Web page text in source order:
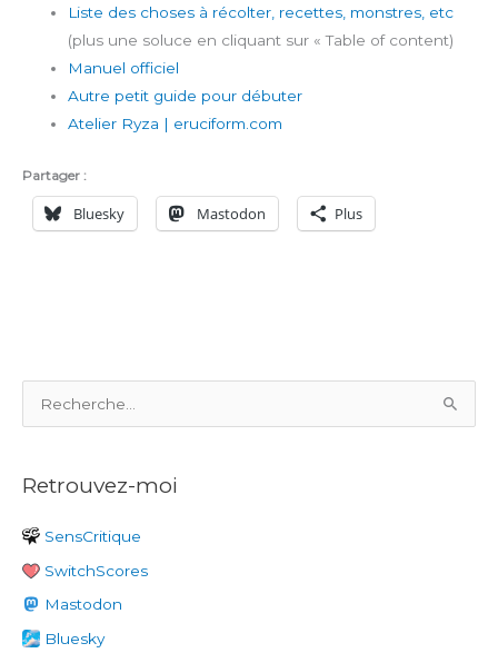
Liste des choses à récolter, recettes, monstres, etc
(plus une soluce en cliquant sur « Table of content)
Manuel officiel
Autre petit guide pour débuter
Atelier Ryza | eruciform.com
Partager :
Bluesky Mastodon Plus
e
h
r
c
h
e
Retrouvez-moi
SensCritique
SwitchScores
Mastodon
Bluesky